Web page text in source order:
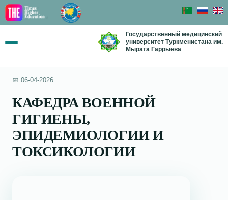
Государственный медицинский
университет Туркменистана им.
Мырата Гаррыева
📅 06-04-2026
КАФЕДРА ВОЕННОЙ
ГИГИЕНЫ,
ЭПИДЕМИОЛОГИИ И
ТОКСИКОЛОГИИ